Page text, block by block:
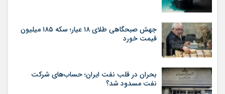
جهش صبحگاهی طلای ۱۸ عیار؛ سکه ۱۸۵ میلیون
قیمت خورد
بحران در قلب نفت ایران؛ حساب‌های شرکت
نفت مسدود شد؟